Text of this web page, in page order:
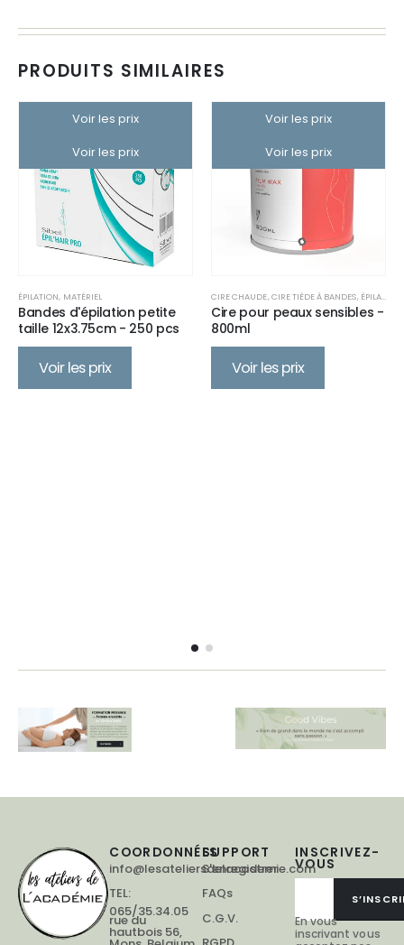
PRODUITS SIMILAIRES
Voir les prix
Voir les prix
ÉPILATION, MATÉRIEL
Bandes d'épilation petite
taille 12x3.75cm - 250 pcs
Voir les prix
Voir les prix
Voir les prix
CIRE CHAUDE,CIRE TIÈDE À BANDES, ÉPILATION
Cire pour peaux sensibles -
800ml
Voir les prix
INSCRIVEZ-
VOUS
En vous
inscrivant vous
COORDONNÉES
info@lesateliersdelacademie.com
TEL:
065/35.34.05
rue du
hautbois 56,
SUPPORT
S'enregistrer
FAQs
C.G.V.